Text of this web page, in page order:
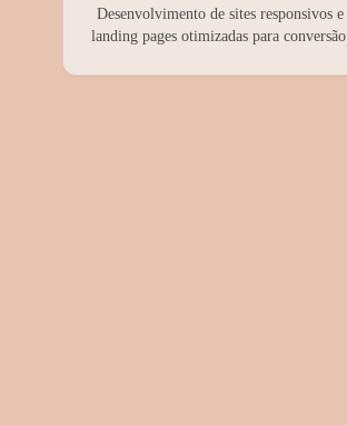
Desenvolvimento de sites responsivos e
landing pages otimizadas para conversão.